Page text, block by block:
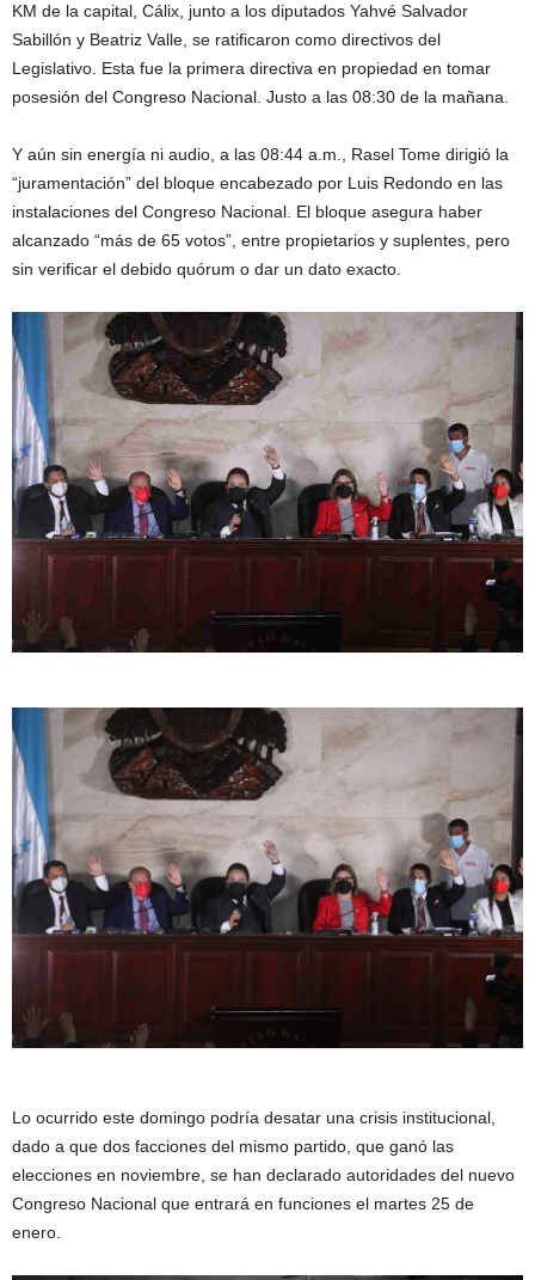
KM de la capital, Cálix, junto a los diputados Yahvé Salvador
Sabillón y Beatriz Valle, se ratificaron como directivos del
Legislativo. Esta fue la primera directiva en propiedad en tomar
posesión del Congreso Nacional. Justo a las 08:30 de la mañana.
Y aún sin energía ni audio, a las 08:44 a.m., Rasel Tome dirigió la
“juramentación” del bloque encabezado por Luis Redondo en las
instalaciones del Congreso Nacional. El bloque asegura haber
alcanzado “más de 65 votos”, entre propietarios y suplentes, pero
sin verificar el debido quórum o dar un dato exacto.
Lo ocurrido este domingo podría desatar una crisis institucional,
dado a que dos facciones del mismo partido, que ganó las
elecciones en noviembre, se han declarado autoridades del nuevo
Congreso Nacional que entrará en funciones el martes 25 de
enero.